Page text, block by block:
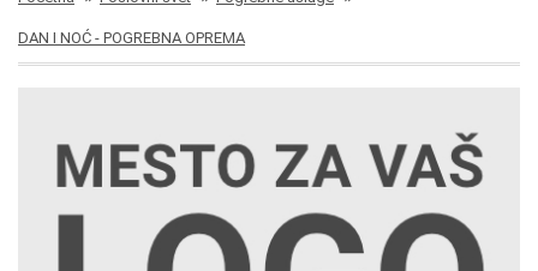
DAN I NOĆ - POGREBNA OPREMA